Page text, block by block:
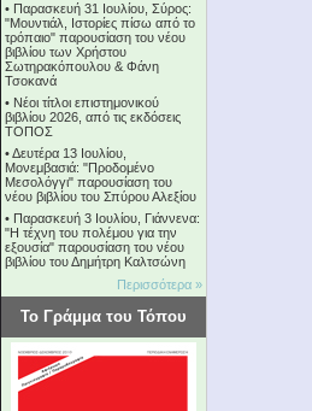
• Παρασκευή 31 Ιουλίου, Σύρος:
"Μουντιάλ, Ιστορίες πίσω από το
τρόπαιο" παρουσίαση του νέου
βιβλίου των Χρήστου
Σωτηρακόπουλου & Φάνη
Τσοκανά
• Νέοι τίτλοι επιστημονικού
βιβλίου 2026, από τις εκδόσεις
ΤΟΠΟΣ
•Δευτέρα 13 Ιουλίου,
Μονεμβασιά: "Προδομένο
Μεσολόγγι" παρουσίαση του
νέου βιβλίου του Σπύρου Αλεξίου
• Παρασκευή 3 Ιουλίου, Γιάννενα:
"Η τέχνη του πολέμου για την
εξουσία" παρουσίαση του νέου
βιβλίου του Δημήτρη Καλτσώνη
Περισσότερα »
Το Γράμμα του Τόπου